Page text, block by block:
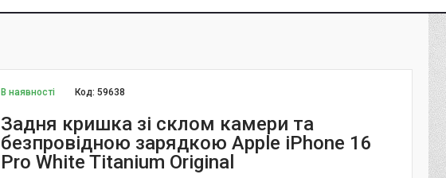
В наявності Код:59638
Задня кришка зі склом камери та
безпровідною зарядкою Apple iPhone 16
Pro White Titanium Original